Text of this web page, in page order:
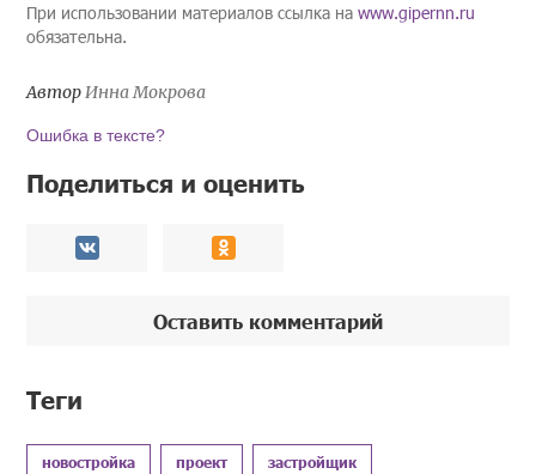
При использовании материалов ссылка наwww.gipernn.ru
обязательна.
АвторИнна Мокрова
Ошибка в тексте?
Поделиться и оценить
Оставить комментарий
Теги
новостройка проект застройщик